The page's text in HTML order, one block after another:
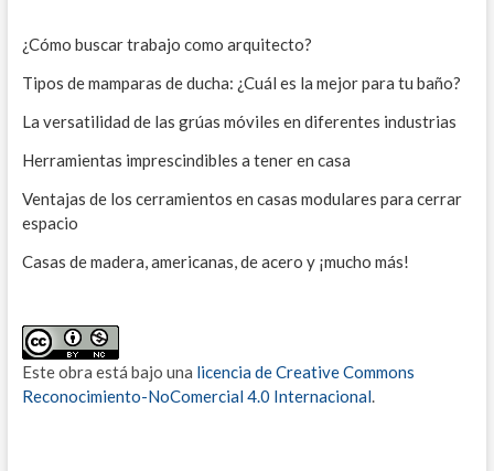
¿Cómo buscar trabajo como arquitecto?
Tipos de mamparas de ducha: ¿Cuál es la mejor para tu baño?
La versatilidad de las grúas móviles en diferentes industrias
Herramientas imprescindibles a tener en casa
Ventajas de los cerramientos en casas modulares para cerrar
espacio
Casas de madera, americanas, de acero y ¡mucho más!
Este obra está bajo una licencia de Creative Commons
Reconocimiento-NoComercial 4.0 Internacional.